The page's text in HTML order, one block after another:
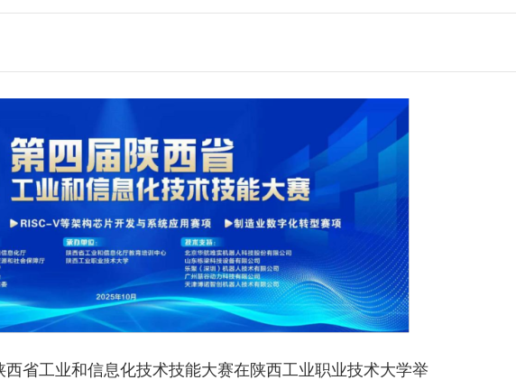
西省工业和信息化技术技能大赛在陕西工业职业技术大学举